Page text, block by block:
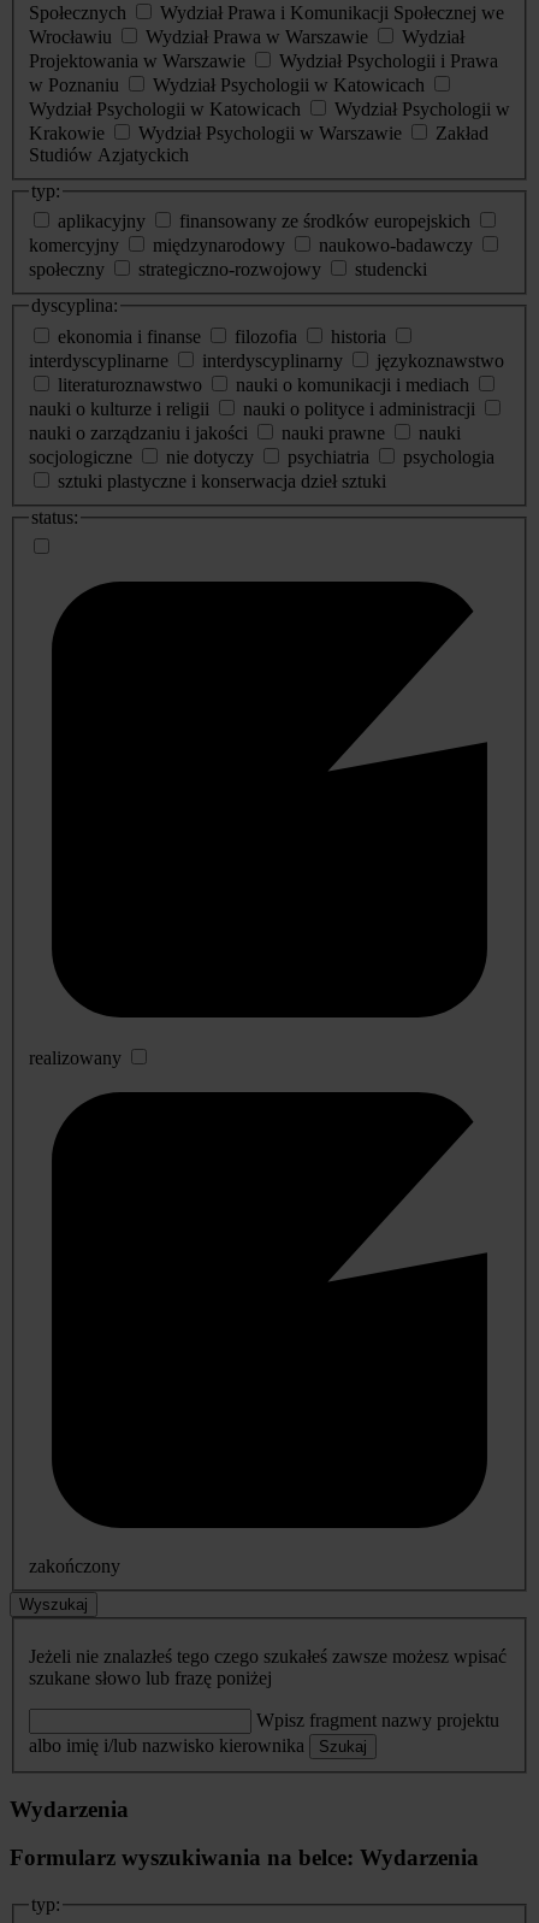
Społecznych
Wydział Prawa i Komunikacji Społecznej we
Wrocławiu
Wydział Prawa w Warszawie
Wydział
Projektowania w Warszawie
Wydział Psychologii i Prawa
w Poznaniu
Wydział Psychologii w Katowicach
Wydział Psychologii w Katowicach
Wydział Psychologii w
Krakowie
Wydział Psychologii w Warszawie
Zakład
Studiów Azjatyckich
typ:
aplikacyjny
finansowany ze środków europejskich
komercyjny
międzynarodowy
naukowo-badawczy
społeczny
strategiczno-rozwojowy
studencki
dyscyplina:
ekonomia i finanse
filozofia
historia
interdyscyplinarne
interdyscyplinarny
językoznawstwo
literaturoznawstwo
nauki o komunikacji i mediach
nauki o kulturze i religii
nauki o polityce i administracji
nauki o zarządzaniu i jakości
nauki prawne
nauki
socjologiczne
nie dotyczy psychiatria
psychologia
sztuki plastyczne i konserwacja dzieł sztuki
status:
realizowany
zakończony
Wyszukaj
Jeżeli nie znalazłeś tego czego szukałeś zawsze możesz wpisać
szukane słowo lub frazę poniżej
Wpisz fragment nazwy projektu
albo imię i/lub nazwisko kierownika
Szukaj
Wydarzenia
Formularz wyszukiwania na belce: Wydarzenia
typ: